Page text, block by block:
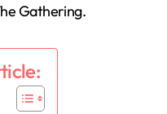
Gathering.